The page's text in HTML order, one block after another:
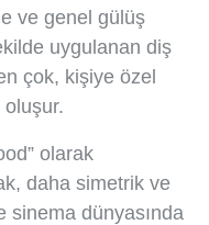
ve genel gülüş
uygulanan diş
çok, kişiye özel
olarak
daha simetrik ve
sinema dünyasında